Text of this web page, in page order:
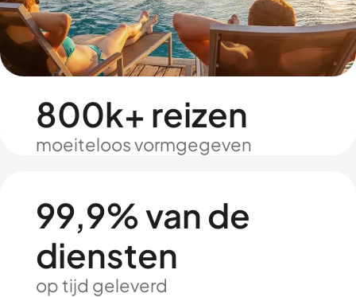
800k+ reizen
moeiteloos vormgegeven
99,9% van de
diensten
op tijd geleverd